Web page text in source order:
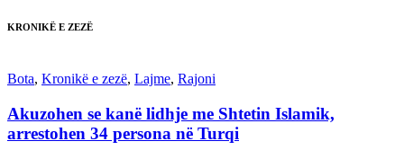
KRONIKË E ZEZË
Bota, Kronikë e zezë, Lajme, Rajoni
Akuzohen se kanë lidhje me Shtetin Islamik,
arrestohen 34 persona në Turqi